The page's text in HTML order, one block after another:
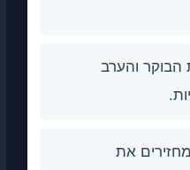
והערב
את